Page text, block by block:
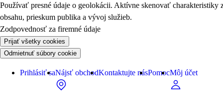
Používať presné údaje o geolokácii. Aktívne skenovať charakteristiky
obsahu, prieskum publika a vývoj služieb.
Zodpovednosť za firemné údaje
Prijať všetky cookies
Odmietnuť súbory cookie
Prihlásiť saNájsť obchodKontaktujte násPomocMôj účet